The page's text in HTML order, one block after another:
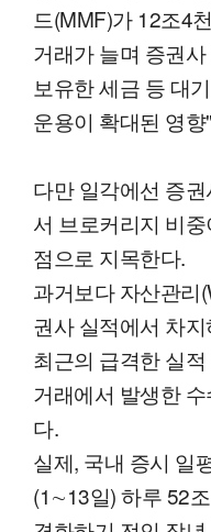
드(MMF)가 12조4
거래가 늘며 증권
보유한 세금 등 대
운용이 확대된 영
다만 일각에선 증
서 브로커리지 비
점으로 지목한다.
과거보다 자산관리
권사 실적에서 차
최근의 급격한 실
거래에서 발생한
다.
실제, 국내 증시 일
(1∼13일) 하루 52